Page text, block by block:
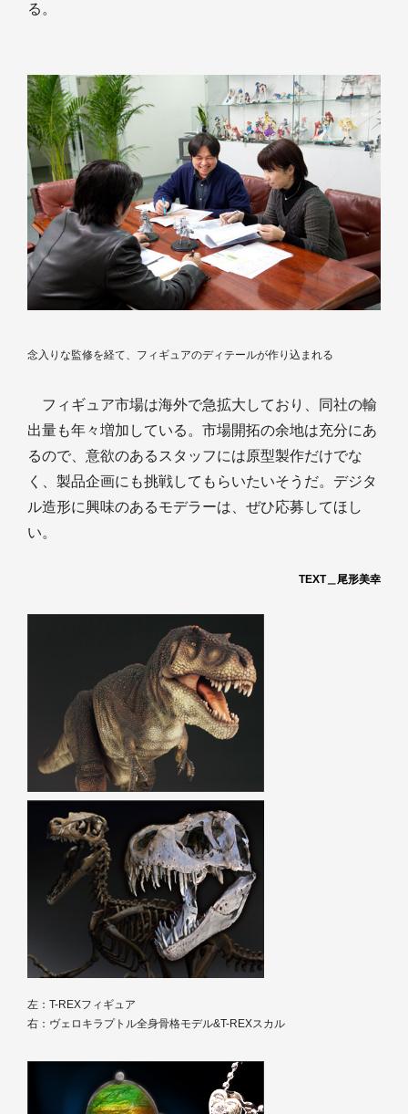
る。
念入りな監修を経て、フィギュアのディテールが作り込まれる
フィギュア市場は海外で急拡大しており、同社の輸
出量も年々増加している。市場開拓の余地は充分にあ
るので、意欲のあるスタッフには原型製作だけでな
く、製品企画にも挑戦してもらいたいそうだ。デジタ
ル造形に興味のあるモデラーは、ぜひ応募してほし
い。
TEXT＿尾形美幸
左：T-REXフィギュア
右：ヴェロキラプトル全身骨格モデル&T-REXスカル